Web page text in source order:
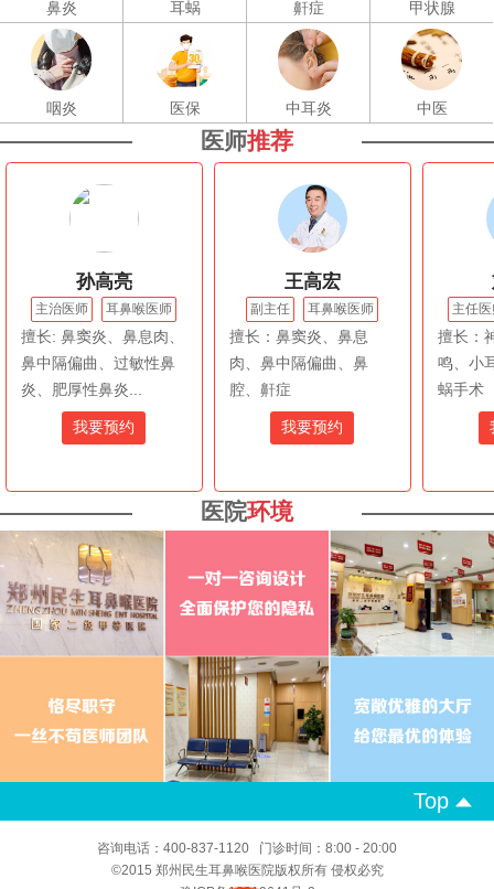
鼻炎 耳蜗 鼾症 甲状腺
咽炎 医保 中耳炎 中医
医师推荐
孙高亮
主治医师 耳鼻喉医师
擅长: 鼻窦炎、鼻息肉、
鼻中隔偏曲、过敏性鼻
炎、肥厚性鼻炎...
我要预约
王高宏
副主任 耳鼻喉医师
擅长：鼻窦炎、鼻息
肉、鼻中隔偏曲、鼻
腔、鼾症
我要预约
主任
擅长：
鸣、小
蜗手术
医院环境
Top
咨询电话：400-837-1120 门诊时间：8:00 - 20:00
©2015 郑州民生耳鼻喉医院版权所有 侵权必究